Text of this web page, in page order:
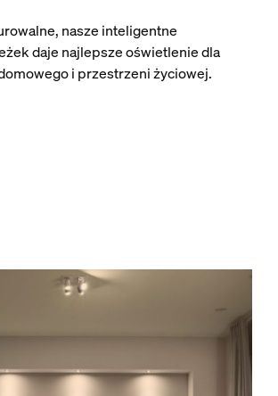
nasze inteligentne
daje najlepsze oświetlenie dla
i przestrzeni życiowej.